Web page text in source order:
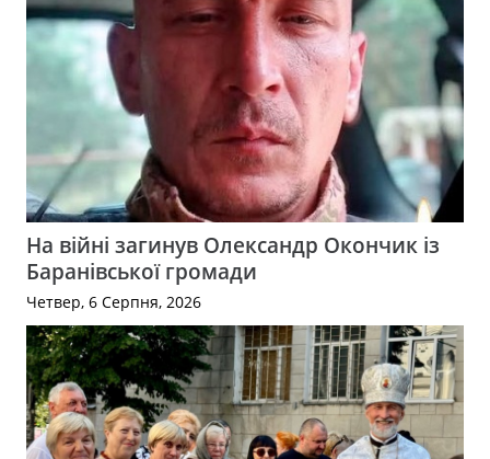
На війні загинув Олександр Окончик із
Баранівської громади
Четвер, 6 Серпня, 2026